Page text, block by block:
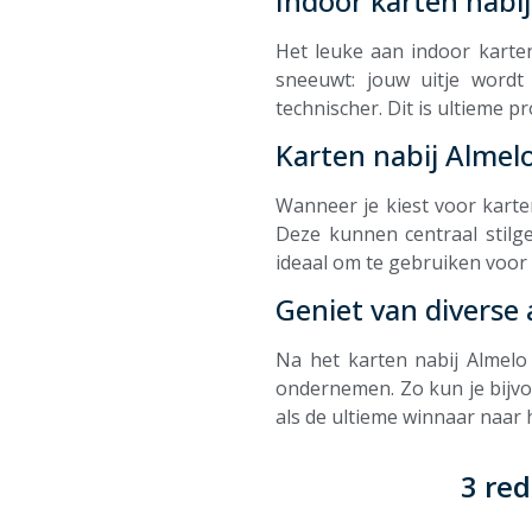
Het leuke aan indoor
sneeuwt: jouw uitje
technischer. Dit is ultieme
Karten nabij
Wanneer je kiest voor
Deze kunnen centraal
ideaal om te gebruiken
Geniet van
Na het karten nabij
ondernemen. Zo kun je
als de ultieme winnaar naar
3